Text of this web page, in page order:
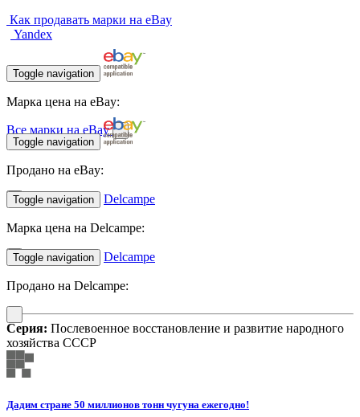
Как продавать марки на eBay
Yandex
Toggle navigation
Марка цена на eBay:
Все марки на eBay
Toggle navigation
Продано на eBay:
Toggle navigation Delcampe
Марка цена на Delcampe:
Toggle navigation Delcampe
Продано на Delcampe:
Серия: Послевоенное восстановление и развитие народного
хозяйства СССР
Дадим стране 50 миллионов тонн чугуна ежегодно!